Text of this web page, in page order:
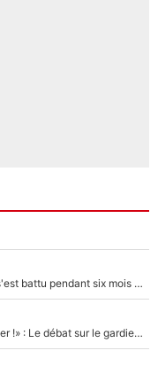
Départ de Roberto De Zerbi - Medhi Benatia s'est battu pendant six mois pour le retenir à l'OM, le PSG a été le naufrage de trop : «Je pars avec toi»
«Admets que tu t'es trompé sur Lucas Chevalier !» : Le débat sur le gardien du PSG vire au clash à l'After Foot